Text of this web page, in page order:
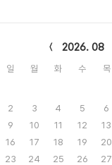
2026. 08
일 월 화 수 목
2
3 4 5 6
9
10 11 12 13
16
17 18 19 20
23
24 25 26 27